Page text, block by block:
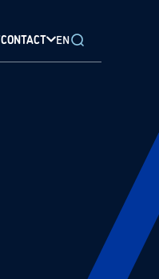
CONTACT EN